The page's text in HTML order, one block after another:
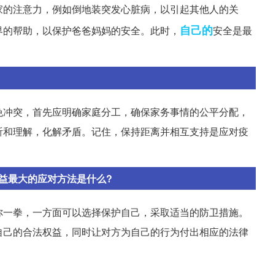
注意力，例如倒地装突发心脏病，以引起其他人的关
帮助，以保护爸爸妈妈的安全。此时， 自己的安全是最
突，首先应明确家庭分工，确保家务事情的公平分配，
理解，化解矛盾。记住，保持距离并相互支持是应对疫
最大的应对方法是什么?
拳，一方面可以选择保护自己，采取适当的防卫措施。
的合法权益，同时让对方为自己的行为付出相应的法律